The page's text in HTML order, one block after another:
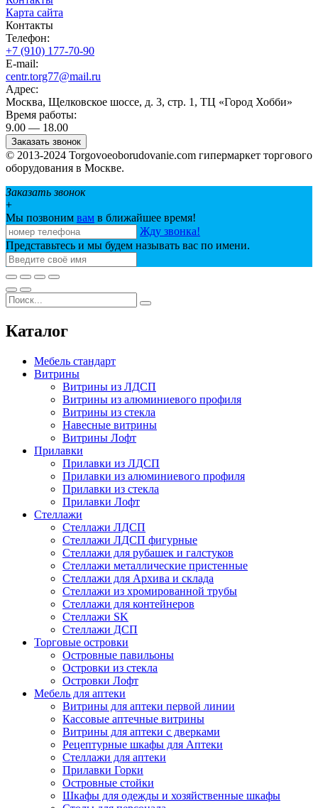
Карта сайта
Контакты
Телефон:
+7 (910) 177-70-90
E-mail:
centr.torg77@mail.ru
Адрес:
Москва, Щелковское шоссе, д. 3, стр. 1, ТЦ «Город Хобби»
Время работы:
9.00 — 18.00
Заказать звонок
© 2013-2024 Torgovoeoborudovanie.com гипермаркет торгового
оборудования в Москве.
Заказать звонок
+
Мы позвоним вам в ближайшее время!
Жду звонка!
Представьтесь и мы будем называть вас по имени.
Каталог
Мебель стандарт
Витрины
Витрины из ЛДСП
Витрины из алюминиевого профиля
Витрины из стекла
Навесные витрины
Витрины Лофт
Прилавки
Прилавки из ЛДСП
Прилавки из алюминиевого профиля
Прилавки из стекла
Прилавки Лофт
Стеллажи
Стеллажи ЛДСП
Стеллажи ЛДСП фигурные
Стеллажи для рубашек и галстуков
Стеллажи металлические пристенные
Стеллажи для Архива и склада
Стеллажи из хромированной трубы
Стеллажи для контейнеров
Стеллажи SK
Стеллажи ДСП
Торговые островки
Островные павильоны
Островки из стекла
Островки Лофт
Мебель для аптеки
Витрины для аптеки первой линии
Кассовые аптечные витрины
Витрины для аптеки с дверками
Рецептурные шкафы для Аптеки
Стеллажи для аптеки
Прилавки Горки
Островные стойки
Шкафы для одежды и хозяйственные шкафы